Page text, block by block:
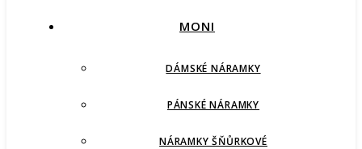
MONI
DÁMSKÉ NÁRAMKY
PÁNSKÉ NÁRAMKY
NÁRAMKY ŠŇŮRKOVÉ